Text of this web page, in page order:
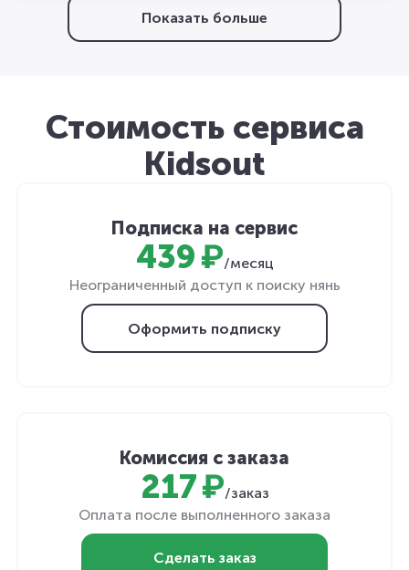
Показать больше
Стоимость сервиса
Kidsout
Подписка на сервис
439 ₽/месяц
Неограниченный доступ к поиску нянь
Оформить подписку
Комиссия с заказа
217 ₽/заказ
Оплата после выполненного заказа
Сделать заказ